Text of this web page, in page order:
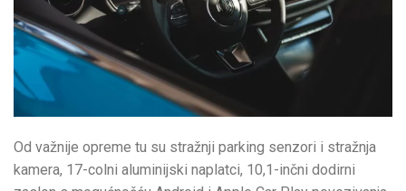
Od važnije opreme tu su stražnji parking senzori i stražnja
kamera, 17-colni aluminijski naplatci, 10,1-inčni dodirni